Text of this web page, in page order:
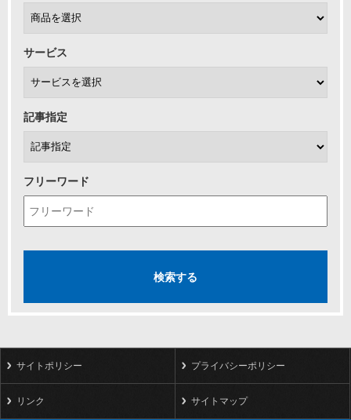
サービス
記事指定
フリーワード
サイトポリシー プライバシーポリシー
リンク サイトマップ